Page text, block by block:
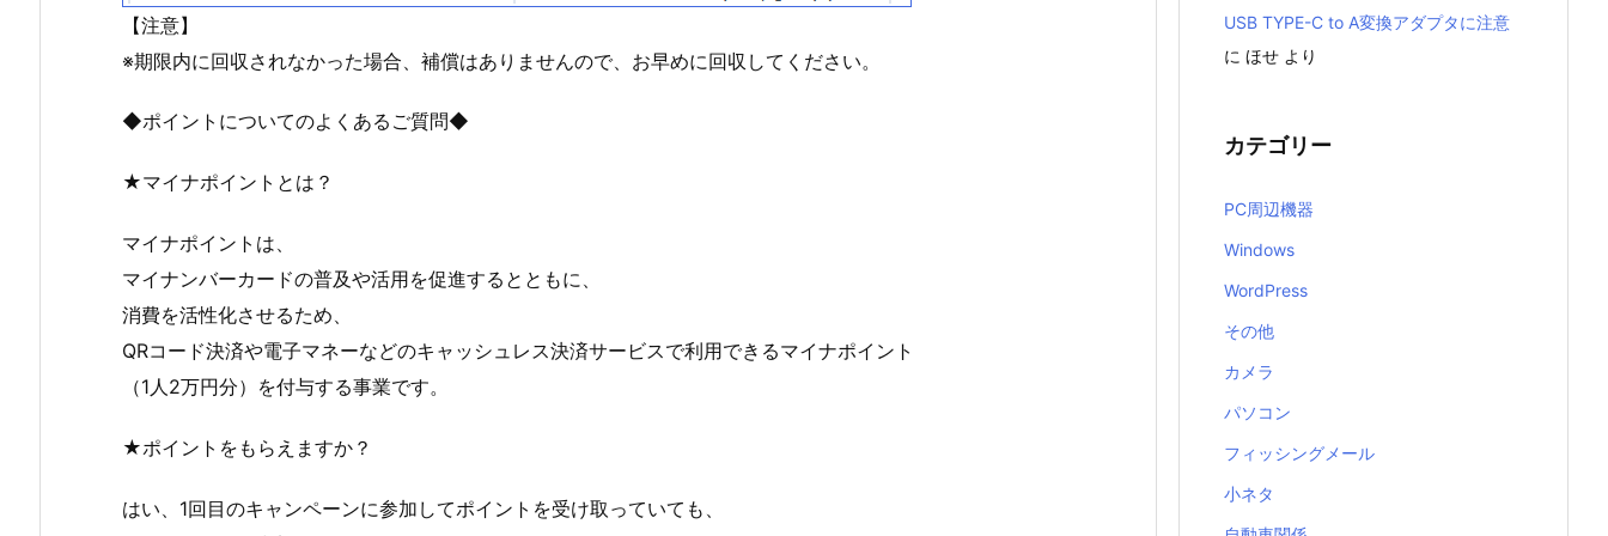
【注意】
※期限内に回収されなかった場合、補償はありませんので、お早めに回収してください。
◆ポイントについてのよくあるご質問◆
★マイナポイントとは？
マイナポイントは、
マイナンバーカードの普及や活用を促進するとともに、
消費を活性化させるため、
QRコード決済や電子マネーなどのキャッシュレス決済サービスで利用できるマイナポイント
（1人2万円分）を付与する事業です。
★ポイントをもらえますか？
はい、1回目のキャンペーンに参加してポイントを受け取っていても、
USB TYPE-C to A変換アダプタに注意
に ほせ より
カテゴリー
PC周辺機器
Windows
WordPress
その他
カメラ
パソコン
フィッシングメール
小ネタ